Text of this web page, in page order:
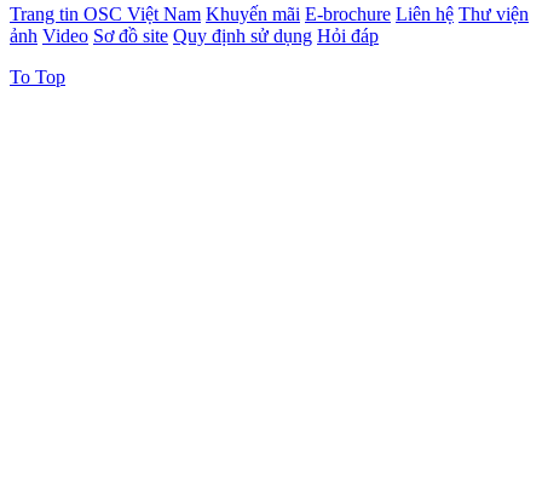
Trang tin OSC Việt Nam Khuyến mãi E-brochure Liên hệ Thư viện
ảnh Video Sơ đồ site Quy định sử dụng Hỏi đáp
To Top